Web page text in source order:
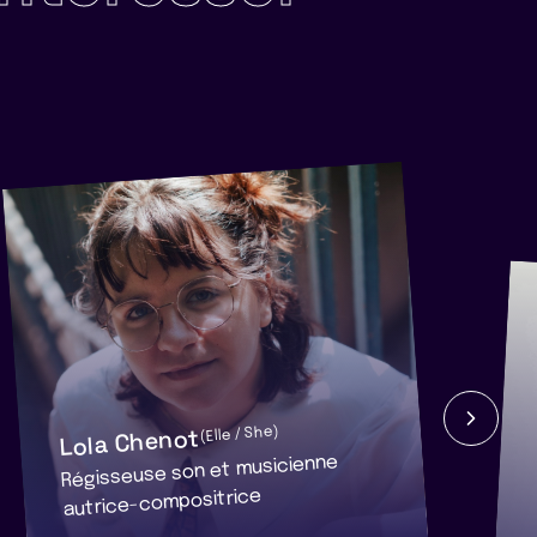
Lola Chenot(Elle / She)
Régisseuse son et musicienne
autrice-compositrice